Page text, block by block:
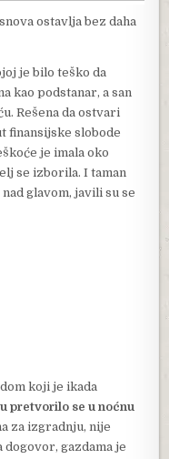
ostavlja bez daha
je bilo teško da
kao podstanar, a san
Rešena da ostvari
finansijske slobode
je imala oko
se izborila. I taman
glavom, javili su se
koji je ikada
pretvorilo se u noćnu
za izgradnju, nije
gazdama je